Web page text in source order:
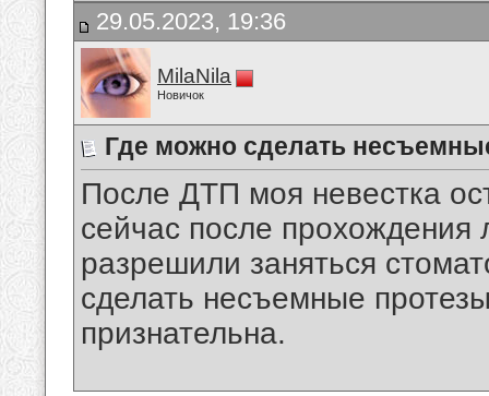
29.05.2023, 19:36
MilaNila
Новичок
Где можно сделать
После ДТП моя невестка
сейчас после прохождения
разрешили заняться
сделать несъемные
признательна.